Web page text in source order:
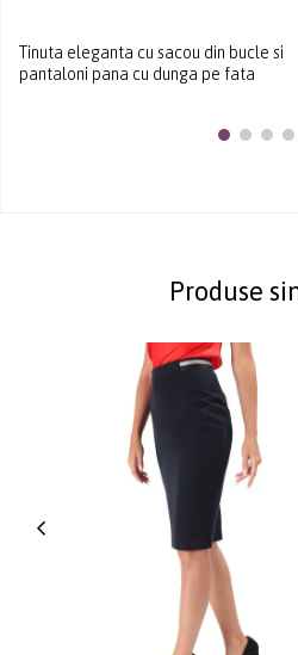
Tinuta eleganta cu sacou din bucle si
pantaloni pana cu dunga pe fata
Produse